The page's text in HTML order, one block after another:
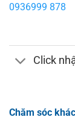
0936999 878
Click
Chăm sóc